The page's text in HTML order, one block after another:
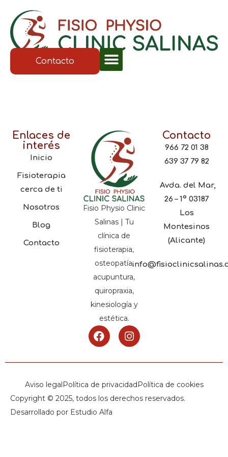
Contacto
Enlaces de
interés
Inicio
Fisioterapia
cerca de ti
Nosotros
Blog
Contacto
Fisio Physio Clinic
Salinas | Tu
clínica de
fisioterapia,
osteopatía,
acupuntura,
quiropraxia,
kinesiología y
estética.
Contacto
966 72 01 38
639 37 79 82
Avda. del Mar,
26 – 1º 03187
Los
Montesinos
(Alicante)
Aviso legalPolítica de privacidadPolítica de cookies
Copyright © 2025, todos los derechos reservados.
Desarrollado por Estudio Alfa